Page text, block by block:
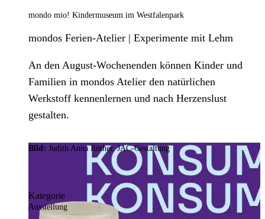
mondo mio! Kindermuseum im Westfalenpark
mondos Ferien-Atelier | Experimente mit Lehm
An den August-Wochenenden können Kinder und
Familien in mondos Atelier den natürlichen
Werkstoff kennenlernen und nach Herzenslust
gestalten.
Bild: Judith Anna Rüther, JAC-Gestaltung
Kategorie
Ausstellung